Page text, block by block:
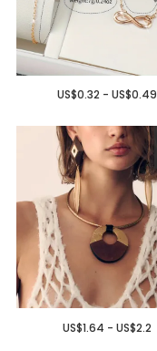
US$0.32 - US$0.49
US$1.64 - US$2.2